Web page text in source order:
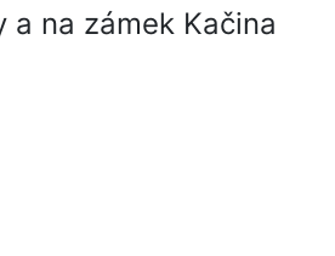
a na zámek Kačina